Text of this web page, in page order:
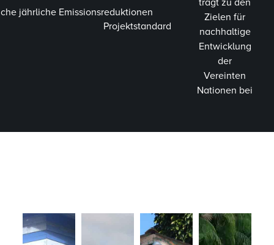
jährliche Emissionsreduktionen
Projektstandard
trägt zu den
Zielen für
nachhaltige
Entwicklung
der
Vereinten
Nationen bei